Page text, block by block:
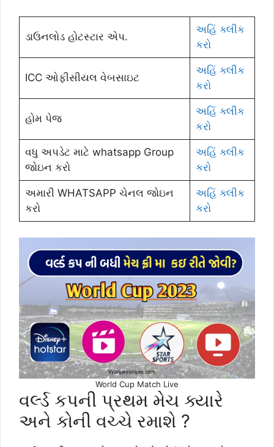
ડાઉનલોડ હોટસ્ટાર એપ.
અહિં ક્લીક
કરો
ICC ઓફીસીયલ વેબસાઇટ
અહિં ક્લીક
કરો
હોમ પેજ
અહિં ક્લીક
કરો
વધુ અપડેટ માટે whatsapp Group
જોઇન કરો
અહિં ક્લીક
કરો
અમારી WHATSAPP ચેનલ જોઇન
કરો
અહિં ક્લીક
કરો
World Cup Match Live
વર્લ્ડ કપની પ્રથમ મેચ ક્યારે
અને કોની વચ્ચે રમાશે ?